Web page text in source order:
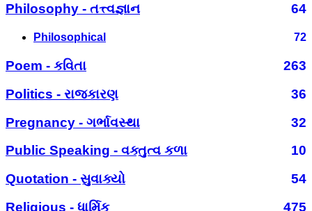
Philosophy - તત્ત્વજ્ઞાન
64
Philosophical 72
Poem - કવિતા
263
Politics - રાજકારણ
36
Pregnancy - ગર્ભાવસ્થા
32
Public Speaking - વક્તુત્વ કળા
10
Quotation - સુવાક્યો
54
Religious - ધાર્મિક
475